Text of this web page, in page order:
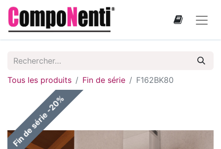
Tous les produits Fin de série F162BK80
Fin de série -20%